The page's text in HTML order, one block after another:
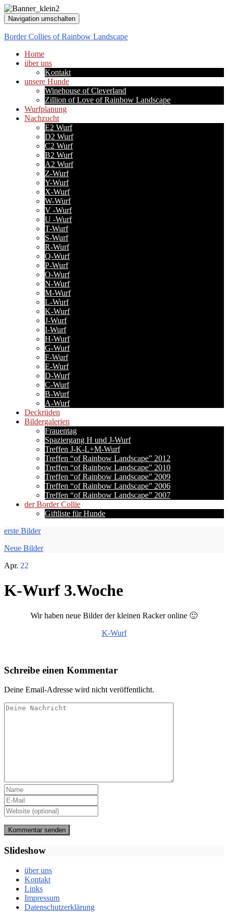
Navigation umschalten
Border Collies of Rainbow Landscape
Home
über uns
Kontakt
unsere Hunde
Winehouse of Cleverland
Zillion of Love of Rainbow Landscape
Wurfplanung
Nachzucht
E2 Wurf
D2 Wurf
C2 Wurf
B2 Wurf
A2 Wurf
Z-Wurf
Y-Wurf
X-Wurf
W-Wurf
V -Wurf
U -Wurf
T-Wurf
S-Wurf
R-Wurf
Q-Wurf
P-Wurf
O-Wurf
N-Wurf
M-Wurf
L-Wurf
K-Wurf
J-Wurf
I-Wurf
H-Wurf
G-Wurf
F-Wurf
E-Wurf
D-Wurf
C-Wurf
B-Wurf
A-Wurf
Deckrüden
Bildergalerien
Frauentag
Spaziergang H und J-Wurf
Treffen J-K-L+M-Wurf
Treffen “of Rainbow Landscape” 2012
Treffen “of Rainbow Landscape” 2010
Treffen “of Rainbow Landscape” 2009
Treffen “of Rainbow Landscape” 2006
Treffen “of Rainbow Landscape” 2007
der Border Collie
Giftliste für Hunde
erste Bilder
Neue Bilder
Apr. 22
K-Wurf 3.Woche
Wir haben neue Bilder der kleinen Racker online 🙂
K-Wurf
Schreibe einen Kommentar
Deine Email-Adresse wird nicht veröffentlicht.
Slideshow
über uns
Kontakt
Links
Impressum
Datenschutzerklärung